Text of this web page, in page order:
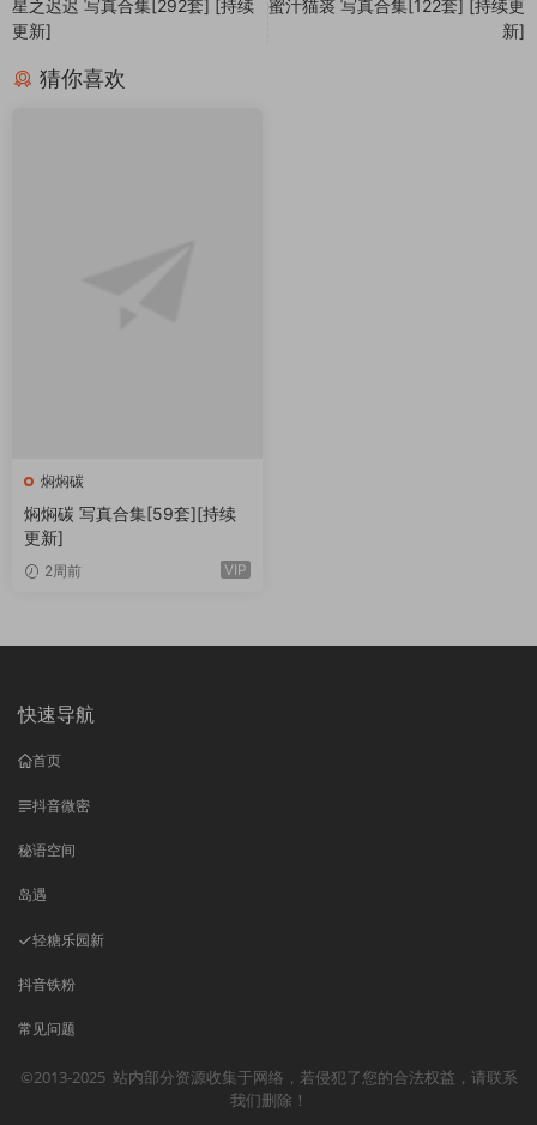
星之迟迟 写真合集[292套] [持续
更新]
蜜汁猫裘 写真合集[122套] [持续更
新]
猜你喜欢
焖焖碳
焖焖碳 写真合集[59套][持续
更新]
2周前 VIP
快速导航
首页
抖音微密
秘语空间
岛遇
轻糖乐园新
抖音铁粉
常见问题
©2013-2025 站内部分资源收集于网络，若侵犯了您的合法权益，请联系
我们删除！